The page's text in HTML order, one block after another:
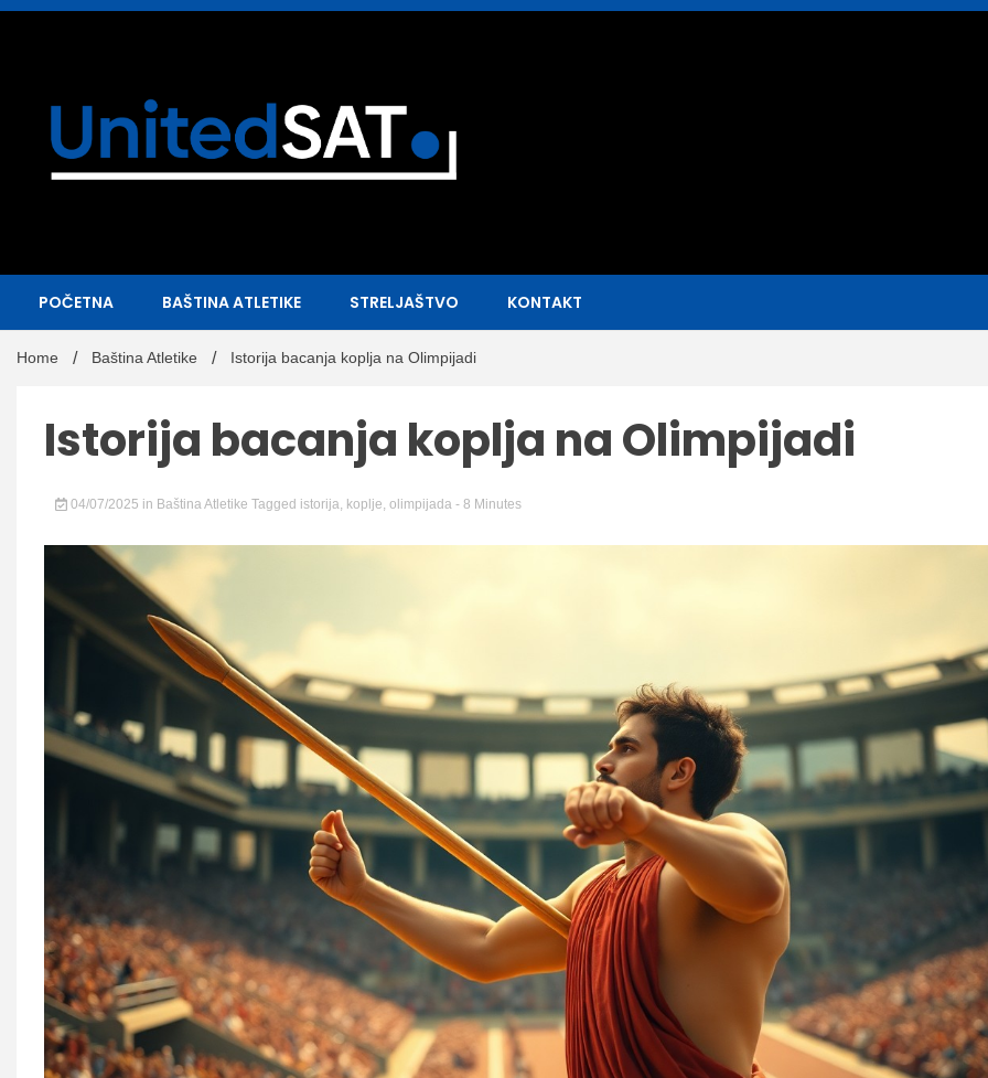
Skip
Unitedsat
POČETNA BAŠTINA ATLETIKE STRELJAŠTVO KONTAKT
Home Baština Atletike Istorija bacanja koplja na Olimpijadi
Istorija bacanja koplja na Olimpijadi
04/07/2025 in Baština Atletike Tagged istorija, koplje, olimpijada - 8 Minutes